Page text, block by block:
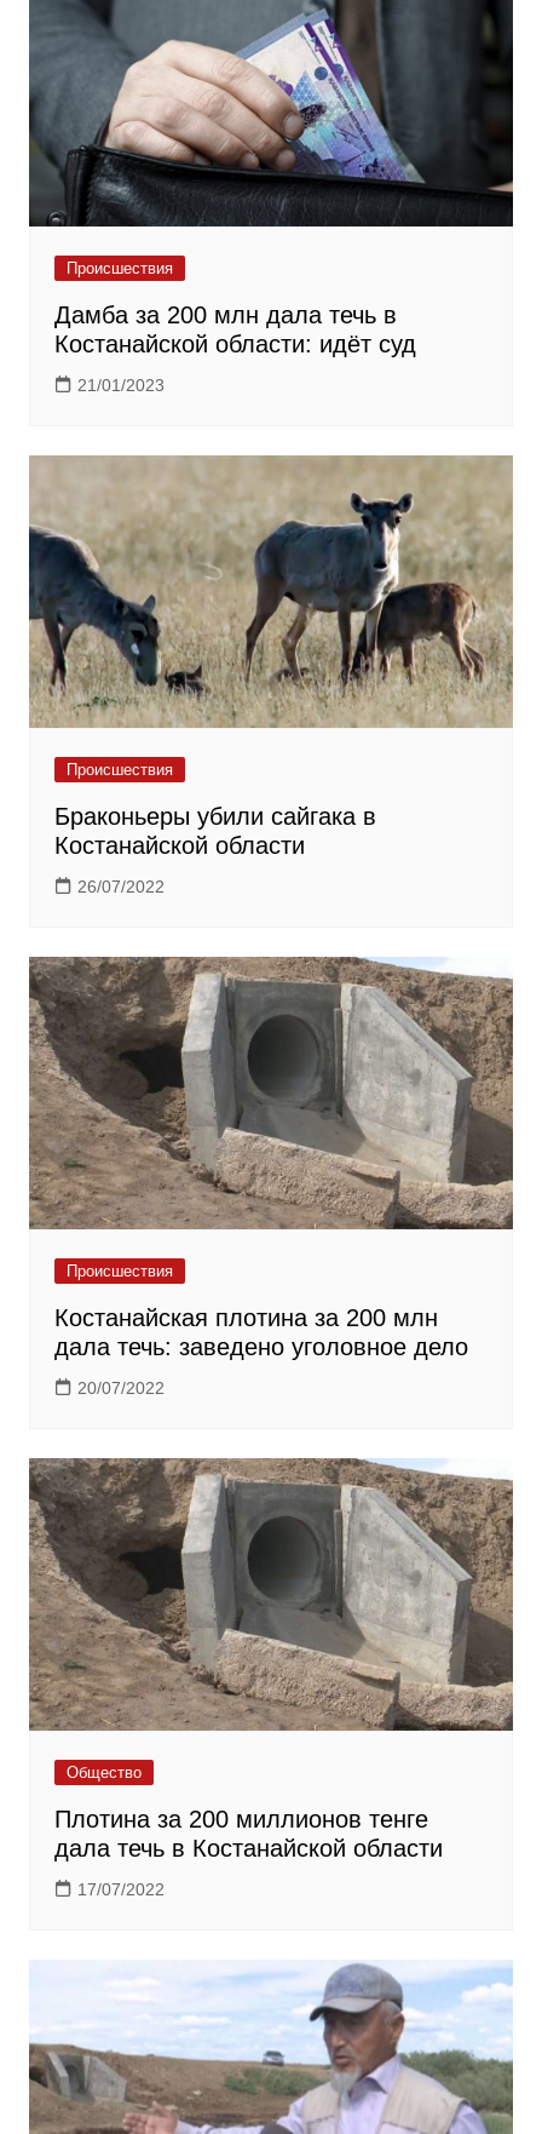
Происшествия
Дамба за 200 млн дала течь в
Костанайской области: идёт суд
21/01/2023
Происшествия
Браконьеры убили сайгака в
Костанайской области
26/07/2022
Происшествия
Костанайская плотина за 200 млн
дала течь: заведено уголовное дело
20/07/2022
Общество
Плотина за 200 миллионов тенге
дала течь в Костанайской области
17/07/2022